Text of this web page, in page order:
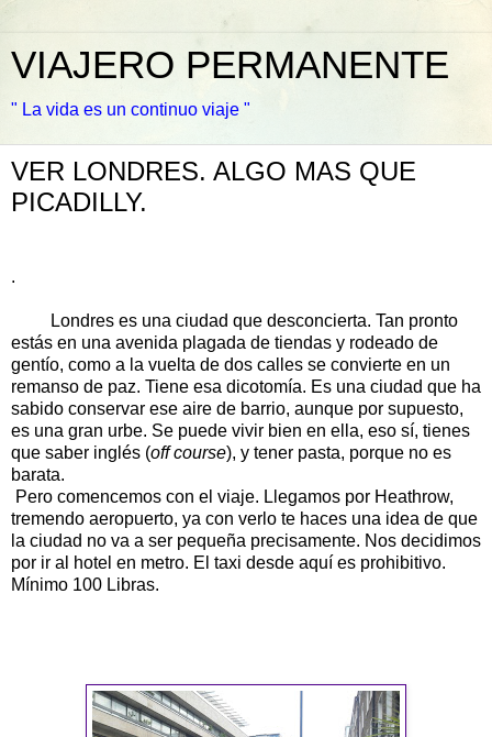
VIAJERO PERMANENTE
" La vida es un continuo viaje "
VER LONDRES. ALGO MAS QUE
PICADILLY.
.
Londres es una ciudad que desconcierta. Tan pronto
estás en una avenida plagada de tiendas y rodeado de
gentío, como a la vuelta de dos calles se convierte en un
remanso de paz. Tiene esa dicotomía. Es una ciudad que ha
sabido conservar ese aire de barrio, aunque por supuesto,
es una gran urbe. Se puede vivir bien en ella, eso sí, tienes
que saber inglés (off course), y tener pasta, porque no es
barata.
Pero comencemos con el viaje. Llegamos por Heathrow,
tremendo aeropuerto, ya con verlo te haces una idea de que
la ciudad no va a ser pequeña precisamente. Nos decidimos
por ir al hotel en metro. El taxi desde aquí es prohibitivo.
Mínimo 100 Libras.